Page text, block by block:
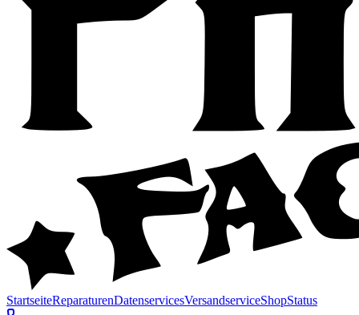
StartseiteReparaturenDatenservicesVersandserviceShopStatus